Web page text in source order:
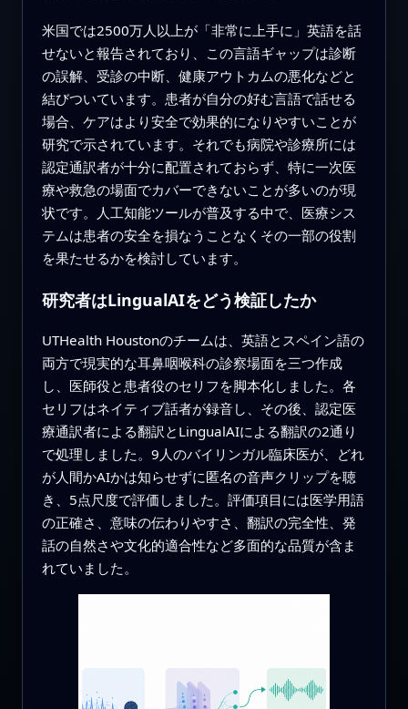
米国では2500万人以上が「非常に上手に」英語を話
せないと報告されており、この言語ギャップは診断
の誤解、受診の中断、健康アウトカムの悪化などと
結びついています。患者が自分の好む言語で話せる
場合、ケアはより安全で効果的になりやすいことが
研究で示されています。それでも病院や診療所には
認定通訳者が十分に配置されておらず、特に一次医
療や救急の場面でカバーできないことが多いのが現
状です。人工知能ツールが普及する中で、医療シス
テムは患者の安全を損なうことなくその一部の役割
を果たせるかを検討しています。
研究者はLingualAIをどう検証したか
UTHealth Houstonのチームは、英語とスペイン語の
両方で現実的な耳鼻咽喉科の診察場面を三つ作成
し、医師役と患者役のセリフを脚本化しました。各
セリフはネイティブ話者が録音し、その後、認定医
療通訳者による翻訳とLingualAIによる翻訳の2通り
で処理しました。9人のバイリンガル臨床医が、どれ
が人間かAIかは知らせずに匿名の音声クリップを聴
き、5点尺度で評価しました。評価項目には医学用語
の正確さ、意味の伝わりやすさ、翻訳の完全性、発
話の自然さや文化的適合性など多面的な品質が含ま
れていました。